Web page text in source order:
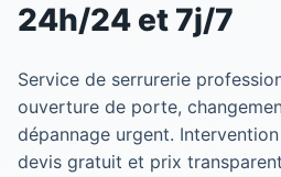
24h/24 et 7j/7
Service de serrurerie
ouverture de porte,
dépannage urgent.
devis gratuit et prix